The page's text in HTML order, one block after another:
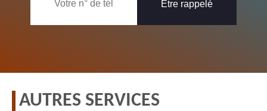
AUTRES SERVICES